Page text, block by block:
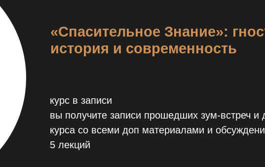
«Спасительное Знание»:
история и современность
курс в записи
вы получите записи прошедших зум-встреч и
курса со всеми доп материалами и
5 лекций